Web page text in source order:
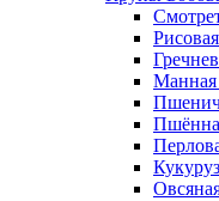
Манная